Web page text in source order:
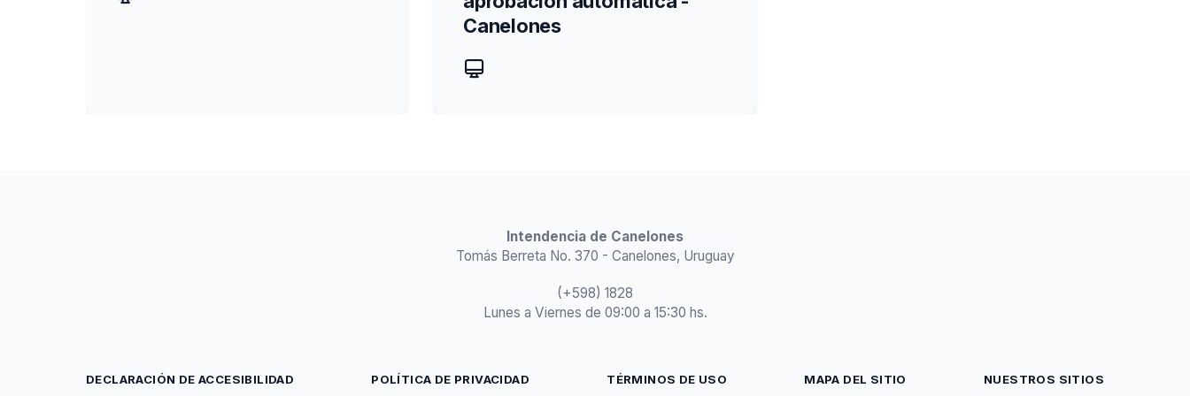
Canelones
Intendencia de Canelones
Tomás Berreta No. 370 - Canelones, Uruguay
(+598) 1828
Lunes a Viernes de 09:00 a 15:30 hs.
DECLARACIÓN DE ACCESIBILIDAD POLÍTICA DE PRIVACIDAD TÉRMINOS DE USO MAPA DEL SITIO NUESTROS SITIOS